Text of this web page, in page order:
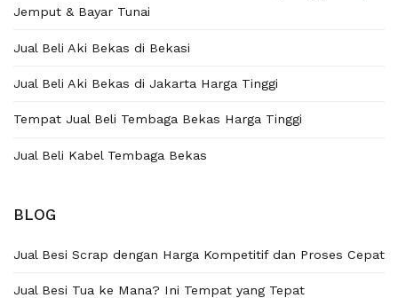
Jemput & Bayar Tunai
Jual Beli Aki Bekas di Bekasi
Jual Beli Aki Bekas di Jakarta Harga Tinggi
Tempat Jual Beli Tembaga Bekas Harga Tinggi
Jual Beli Kabel Tembaga Bekas
BLOG
Jual Besi Scrap dengan Harga Kompetitif dan Proses Cepat
Jual Besi Tua ke Mana? Ini Tempat yang Tepat